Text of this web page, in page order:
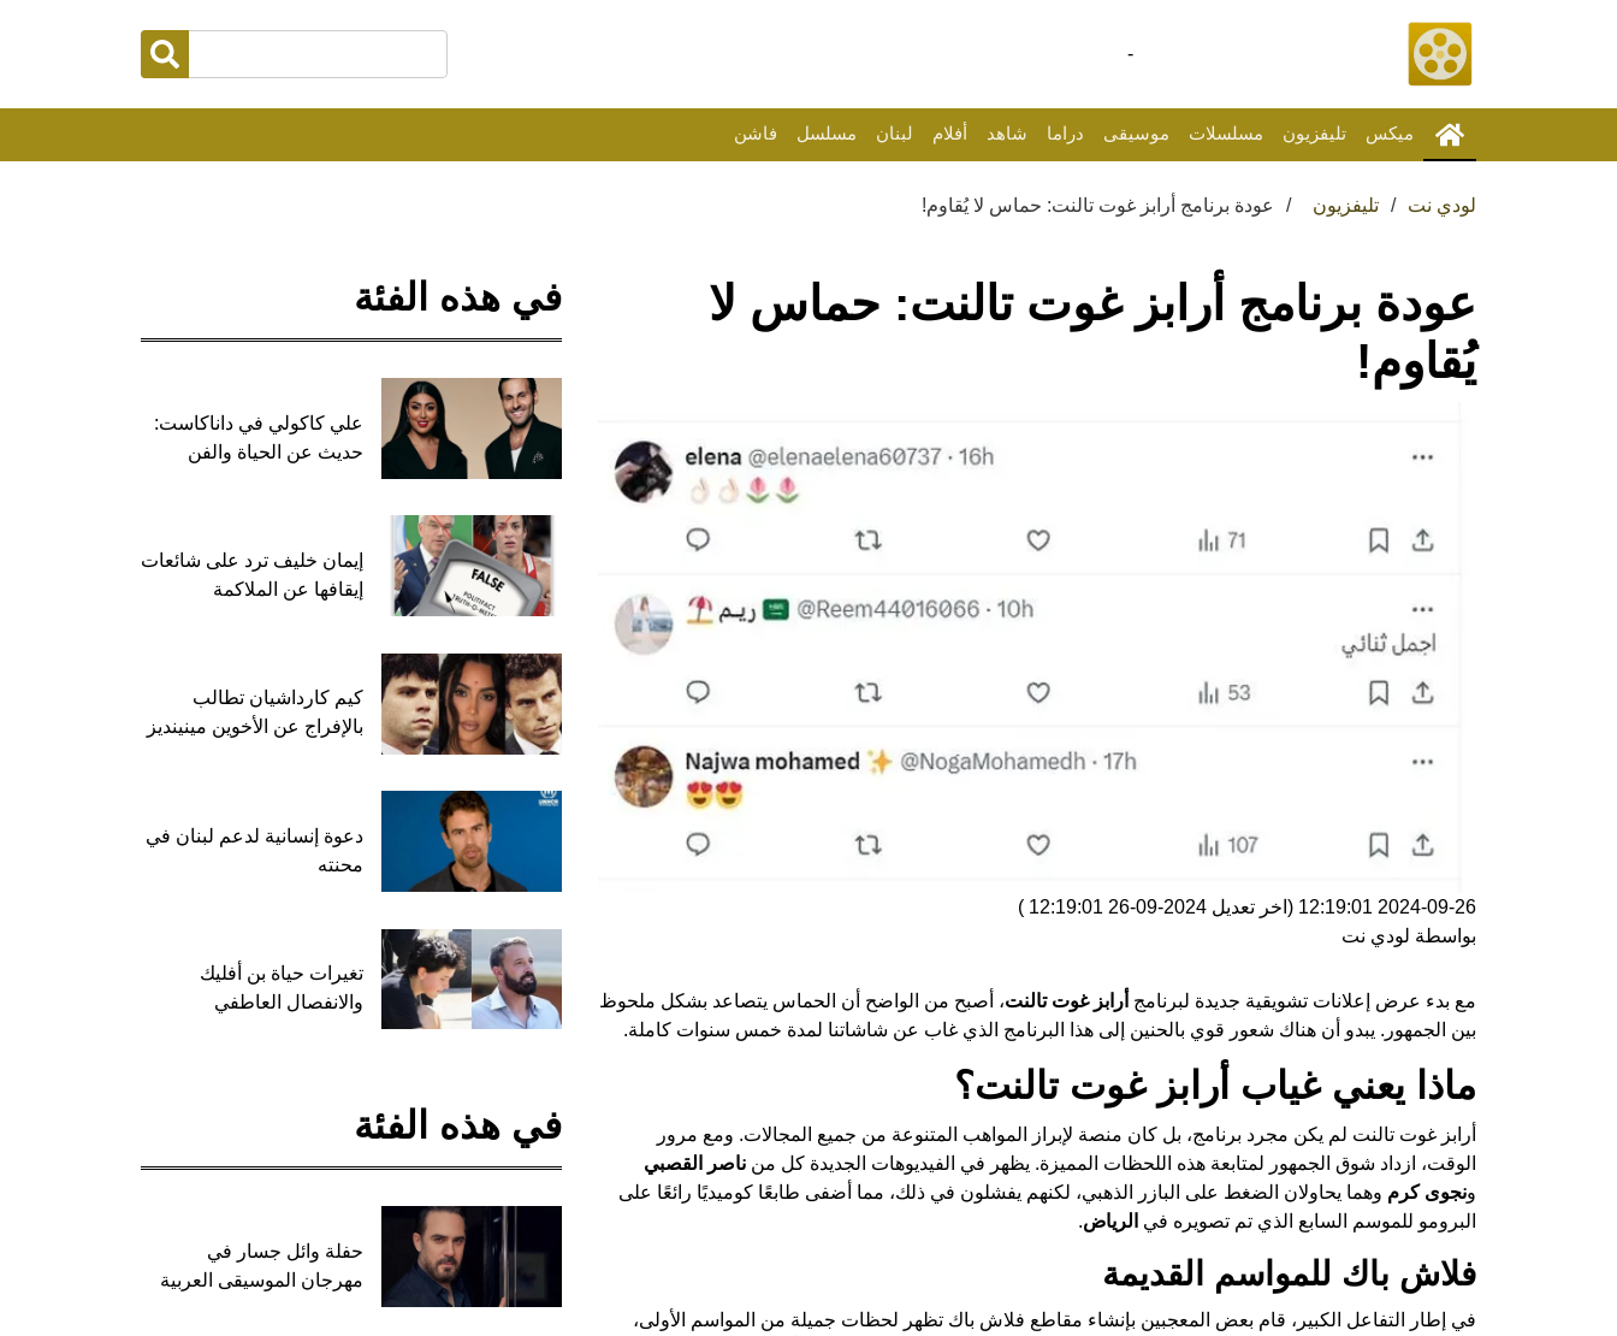
-
ميكس تليفزيون مسلسلات موسيقى دراما شاهد أفلام لبنان مسلسل فاشن
لودي نت تليفزيون عودة برنامج أرابز غوت تالنت: حماس لا يُقاوم!
عودة برنامج أرابز غوت تالنت: حماس لا
يُقاوم!
2024-09-26 12:19:01 (اخر تعديل 2024-09-26 12:19:01
)
بواسطة لودي نت
مع بدء عرض إعلانات تشويقية جديدة لبرنامج أرابز غوت تالنت، أصبح من الواضح أن الحماس يتصاعد بشكل ملحوظ
بين الجمهور. يبدو أن هناك شعور قوي بالحنين إلى هذا البرنامج الذي غاب عن شاشاتنا لمدة خمس سنوات كاملة.
ماذا يعني غياب أرابز غوت تالنت؟
أرابز غوت تالنت لم يكن مجرد برنامج، بل كان منصة لإبراز المواهب المتنوعة من جميع المجالات. ومع مرور
الوقت، ازداد شوق الجمهور لمتابعة هذه اللحظات المميزة. يظهر في الفيديوهات الجديدة كل من ناصر القصبي
ونجوى كرم وهما يحاولان الضغط على البازر الذهبي، لكنهم يفشلون في ذلك، مما أضفى طابعًا كوميديًا رائعًا على
البرومو للموسم السابع الذي تم تصويره في الرياض.
فلاش باك للمواسم القديمة
في إطار التفاعل الكبير، قام بعض المعجبين بإنشاء مقاطع فلاش باك تظهر لحظات جميلة من المواسم الأولى،
في هذه الفئة
علي كاكولي في داناكاست:
حديث عن الحياة والفن
إيمان خليف ترد على شائعات
إيقافها عن الملاكمة
كيم كارداشيان تطالب
بالإفراج عن الأخوين مينينديز
دعوة إنسانية لدعم لبنان في
محنته
تغيرات حياة بن أفليك
والانفصال العاطفي
في هذه الفئة
حفلة وائل جسار في
مهرجان الموسيقى العربية